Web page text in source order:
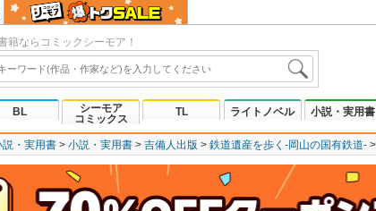
籍ならコミックシーモア！
BL
シーモア
コミックス
TL ライトノベル 小説・実用書
説・実用書 小説・実用書 吉備人出版 鉄道遺産を歩く-岡山の国有鉄道-